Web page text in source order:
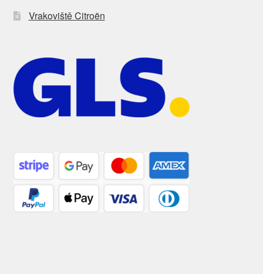
Vrakoviště Citroën